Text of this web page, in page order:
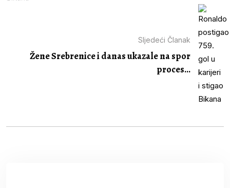
Sljedeći Članak
Žene Srebrenice i danas ukazale na spor
proces...